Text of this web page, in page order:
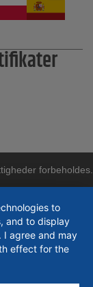
forbeholdes.
to
and to display
I agree and may
effect for the